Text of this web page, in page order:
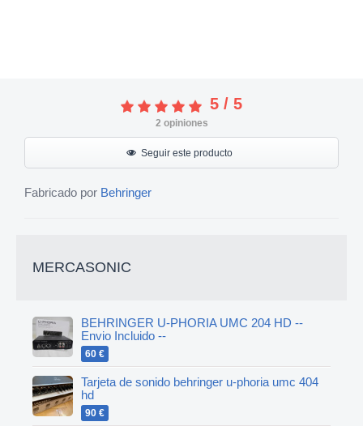
5 / 5
2 opiniones
Seguir este producto
Fabricado por Behringer
MERCASONIC
BEHRINGER U-PHORIA UMC 204 HD --
Envio Incluido --
60 €
Tarjeta de sonido behringer u-phoria umc 404
hd
90 €